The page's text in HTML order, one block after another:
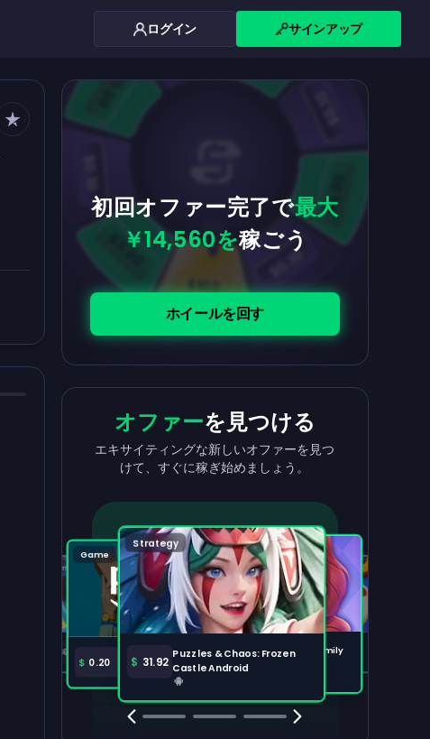
ログイン サインアップ
初回オファー完了で最大
￥14,560を稼ごう
ホイールを回す
$100
$5.00
$5.00
$0.10 $5.00
$5.00
$0.10
オファーを見つける
エキサイティングな新しいオファーを見つ
けて、すぐに稼ぎ始めましょう。
Tabletop
$ 36.02 Bingo Dice iOS
Puzzle
$ 30.00Merge Help: Warm Family
Android
Strategy
$ 31.92 Puzzles & Chaos: Frozen
Castle Android
Game
$ 0.20 Amazon Prime
Game
36.97
報酬を獲得
タスクを完了して、残高が増えるのを見
守りましょう。
100,000
注目のオファー すべて表示
Clash Royale
収益を 出金
収益を素早く簡単に引き出せます。